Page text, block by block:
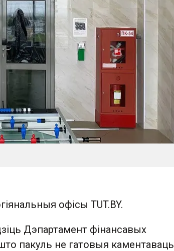
офісы TUT.BY.
Дэпартамент фінансавых
пакуль не гатовыя каментаваць